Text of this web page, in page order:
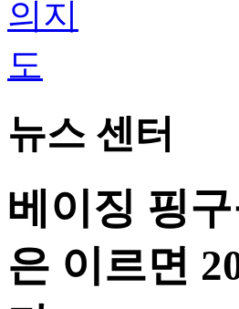
뉴스 센터
베이징 핑
은 이르면